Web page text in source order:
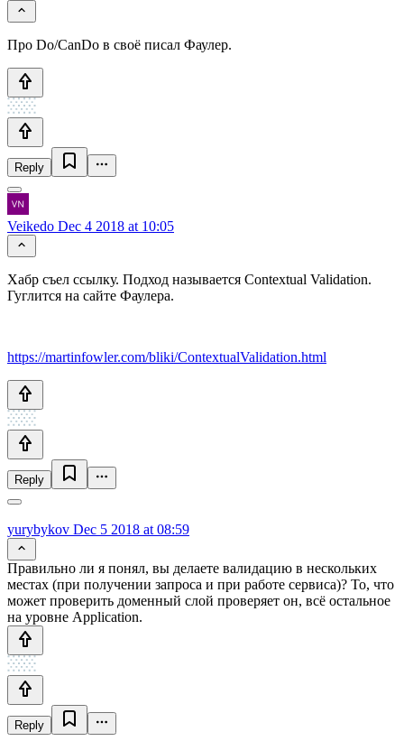
Про Do/CanDo в своё писал Фаулер.
Reply
Veikedo Dec 4 2018 at 10:05
Хабр съел ссылку. Подход называется Contextual Validation.
Гуглится на сайте Фаулера.
https://martinfowler.com/bliki/ContextualValidation.html
Reply
yurybykov Dec 5 2018 at 08:59
Правильно ли я понял, вы делаете валидацию в нескольких
местах (при получении запроса и при работе сервиса)? То, что
может проверить доменный слой проверяет он, всё остальное
на уровне Application.
Reply